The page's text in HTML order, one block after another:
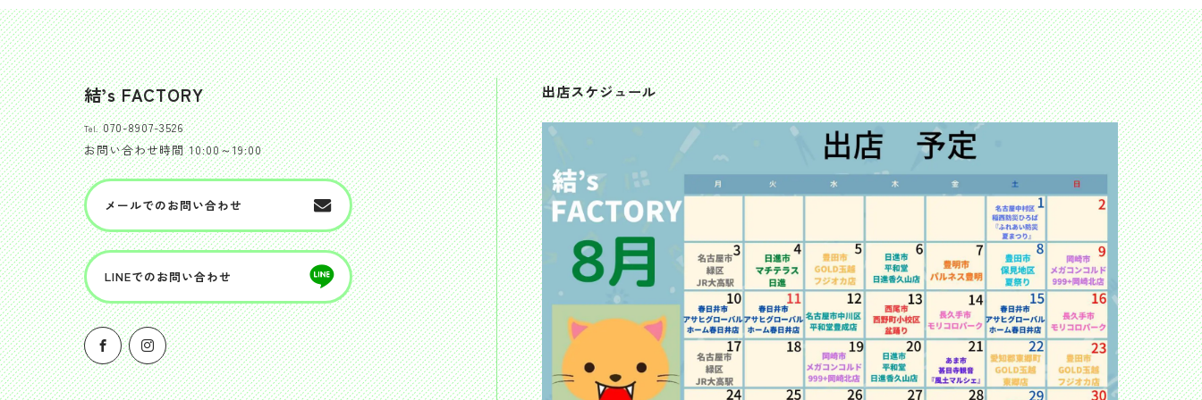
結’s FACTORY
Tel. 070-8907-3526
お問い合わせ時間 10:00～19:00
メールでのお問い合わせ
LINEでのお問い合わせ
出店スケジュール